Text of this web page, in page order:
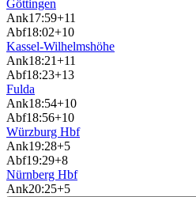
Göttingen
Ank17:59+11
Abf18:02+10
Kassel-Wilhelmshöhe
Ank18:21+11
Abf18:23+13
Fulda
Ank18:54+10
Abf18:56+10
Würzburg Hbf
Ank19:28+5
Abf19:29+8
Nürnberg Hbf
Ank20:25+5